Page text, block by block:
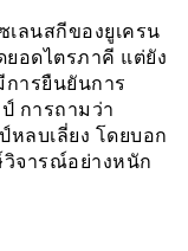
เลนสกีของยูเครน
อดไตรภาคี แต่ยัง
ารยืนยันการ
การถามว่า
ลบเลี่ยง โดยบอก
วิจารณ์อย่างหนัก